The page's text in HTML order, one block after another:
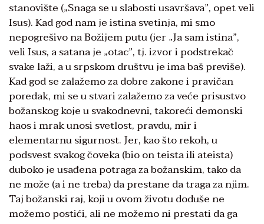
stanovište („Snaga se u slabosti usavršava”, opet veli
Isus). Kad god nam je istina svetinja, mi smo
nepogrešivo na Božijem putu (jer „Ja sam istina”,
veli Isus, a satana je „otac”, tj. izvor i podstrekač
svake laži, a u srpskom društvu je ima baš previše).
Kad god se zalažemo za dobre zakone i pravičan
poredak, mi se u stvari zalažemo za veće prisustvo
božanskog koje u svakodnevni, takoreći demonski
haos i mrak unosi svetlost, pravdu, mir i
elementarnu sigurnost. Jer, kao što rekoh, u
podsvest svakog čoveka (bio on teista ili ateista)
duboko je usađena potraga za božanskim, tako da
ne može (a i ne treba) da prestane da traga za njim.
Taj božanski raj, koji u ovom životu doduše ne
možemo postići, ali ne možemo ni prestati da ga